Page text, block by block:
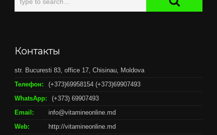
Контакты
str. Bucuresti 83, office 17, Chisinau, Moldova
Телефон:
(+373)69958154 (+373)69907493
WhatsApp:
(+373) 69907493
Email:
info@vitamineonline.md
Web:
http://vitamineonline.md